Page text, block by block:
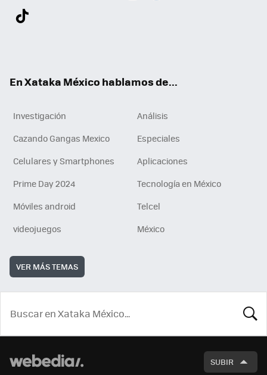
En Xataka México hablamos de...
Investigación
Análisis
Cazando Gangas Mexico
Especiales
Celulares y Smartphones
Aplicaciones
Prime Day 2024
Tecnología en México
Móviles android
Telcel
videojuegos
México
VER MÁS TEMAS
SUBIR